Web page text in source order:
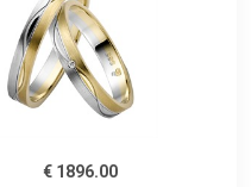
€ 1896.00